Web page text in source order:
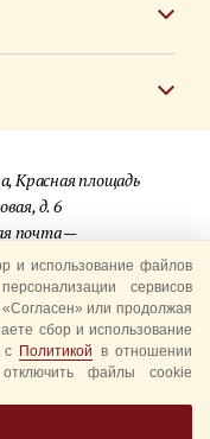
Красная площадь
д. 6
почта —
«Спасская башня»
и использование файлов
сервисов
или продолжая
сбор и использование
с Политикой в отношении
файлы cookie